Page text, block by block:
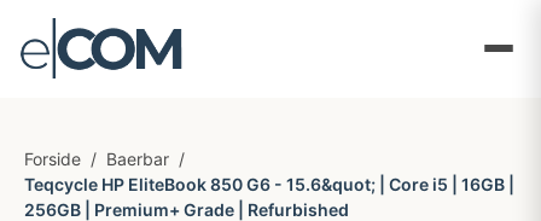
Forside / Baerbar /
Teqcycle HP EliteBook 850 G6 - 15.6&quot; | Core i5 | 16GB |
256GB | Premium+ Grade | Refurbished